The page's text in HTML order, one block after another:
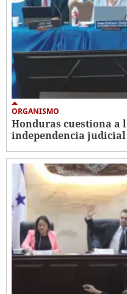
ORGANISMO
Honduras cuestiona a
independencia judicial